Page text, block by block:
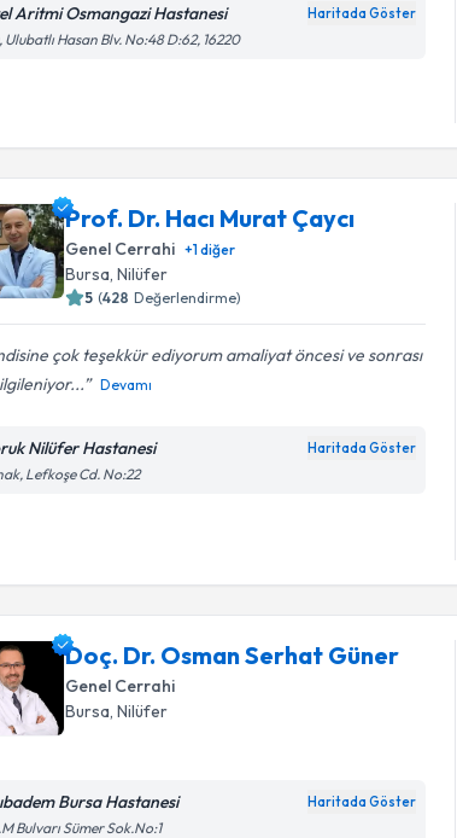
Aritmi Osmangazi Hastanesi Haritada Göster
Ulubatlı Hasan Blv. No:48 D:62, 16220
Prof. Dr. Hacı Murat Çaycı
Genel Cerrahi +1diğer
Bursa, Nilüfer
5 (428 Değerlendirme)
çok teşekkür ediyorum amaliyat öncesi ve sonrası
Devamı
Nilüfer Hastanesi Haritada Göster
Lefkoşe Cd. No:22
Doç. Dr. Osman Serhat Güner
Genel Cerrahi
Bursa , Nilüfer
Bursa Hastanesi Haritada Göster
Bulvarı Sümer Sok.No:1